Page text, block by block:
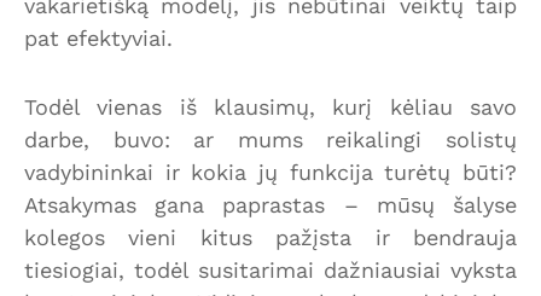
pat efektyviai.
Todėl vienas iš klausimų, kurį kėliau savo
darbe, buvo: ar mums reikalingi solistų
vadybininkai ir kokia jų funkcija turėtų būti?
Atsakymas gana paprastas – mūsų šalyse
kolegos vieni kitus pažįsta ir bendrauja
tiesiogiai, todėl susitarimai dažniausiai vyksta